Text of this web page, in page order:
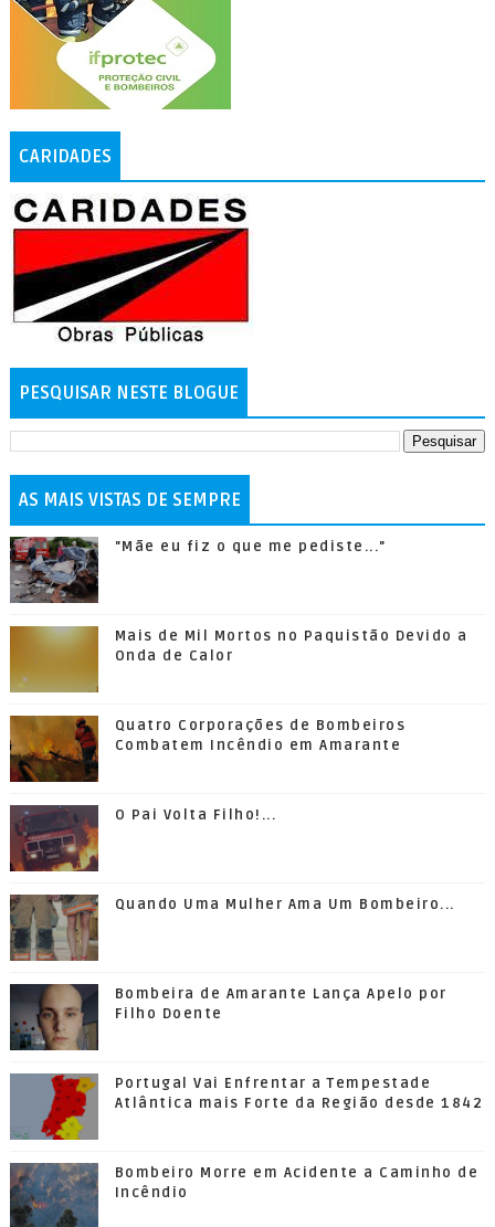
CARIDADES
PESQUISAR NESTE BLOGUE
AS MAIS VISTAS DE SEMPRE
"Mãe eu fiz o que me pediste..."
Mais de Mil Mortos no Paquistão Devido a
Onda de Calor
Quatro Corporações de Bombeiros
Combatem Incêndio em Amarante
O Pai Volta Filho!...
Quando Uma Mulher Ama Um Bombeiro...
Bombeira de Amarante Lança Apelo por
Filho Doente
Portugal Vai Enfrentar a Tempestade
Atlântica mais Forte da Região desde 1842
Bombeiro Morre em Acidente a Caminho de
Incêndio